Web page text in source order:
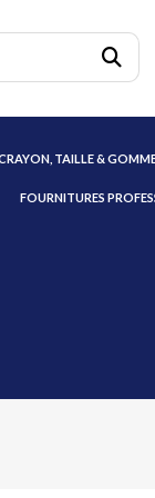
TAILLE &
FOURNITURES